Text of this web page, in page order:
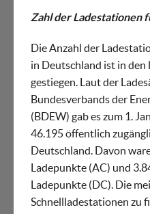
Zahl der Ladestationen
Die Anzahl der
in Deutschland ist in
gestiegen. Laut der
Bundesverbands der
(BDEW) gab es zum 1.
46.195 öffentlich
Deutschland. Davon
Ladepunkte (AC) und
Ladepunkte (DC). Die
Schnellladestationen zu